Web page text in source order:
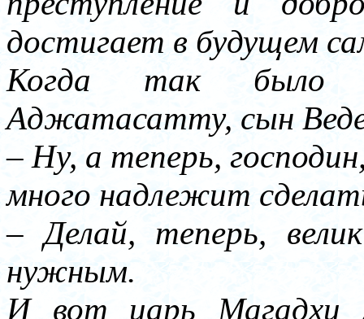
достигает в будущем
Когда так было
Аджатасатту, сын
– Ну, а теперь,
много надлежит
– Делай, теперь,
нужным.
И вот царь Магадхи